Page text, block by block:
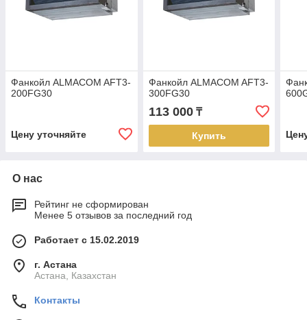
Фанкойл ALMACOM AFT3-
200FG30
Цену уточняйте
Фанкойл ALMACOM AFT3-
300FG30
113 000₸
Купить
О нас
Рейтинг не сформирован
Менее 5 отзывов за последний год
Работает с 15.02.2019
г. Астана
Астана, Казахстан
Контакты